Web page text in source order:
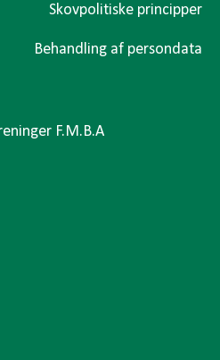
Skovpolitiske principper
Behandling af persondata
F.M.B.A